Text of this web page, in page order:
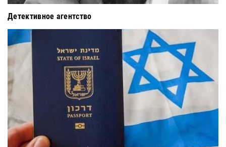
Детективное агентство